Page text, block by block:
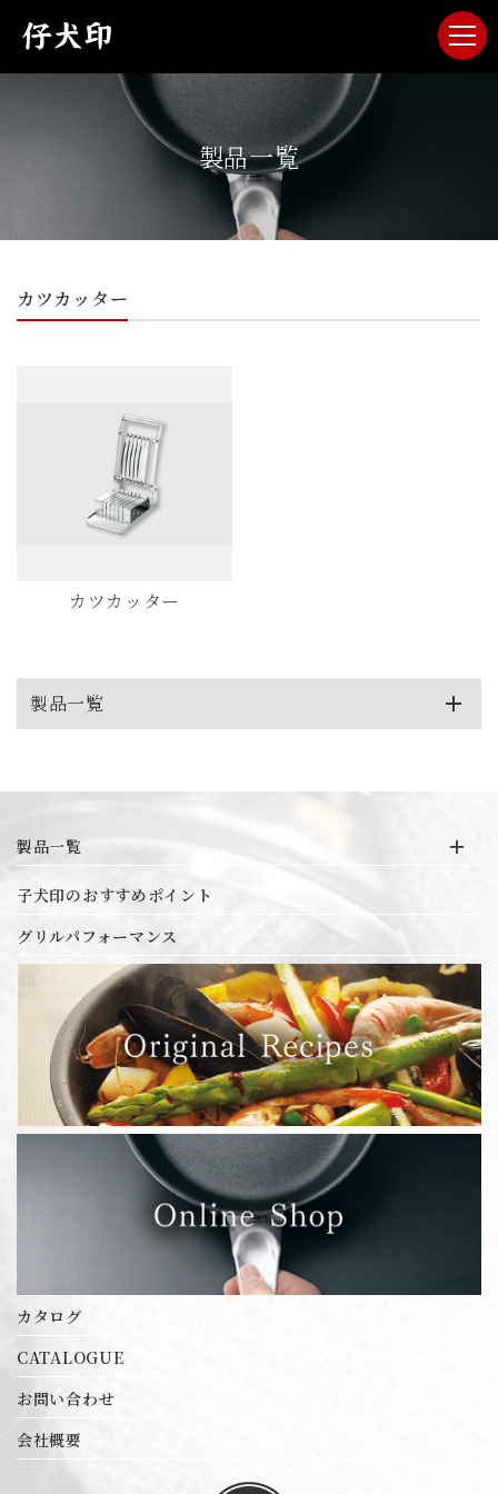
製品一覧
カツカッター
カツカッター
製品一覧
IHマエストロ3層鋼クラッド
IH対応 給食缶
エルム 3層鋼クラッド鍋シリーズ
オリジナル商品
カツカッター
キッチンポット
クロムステンレス鍋
製品一覧
19-0 IH対応円環底押し
IHマエストロ2層鋼クラッド
IHマエストロ3層鋼クラッド
IH対応 給食缶
エルム 3層鋼クラッド鍋シリーズ
オリジナル商品
カツカッター
キッチンポット
クロムステンレス鍋
サバティーニシリーズ
シートパン
スーパーセラミック シリーズ
チェーフィングセット
ホテルパン蓋シリーズ
ボール・パンチ・カップ・杓子
レードル・お玉・ターナー各種
卓上用品
卓上鍋シリーズ
厚底アルミ鍋 目盛付シリーズ
業務用アルミ鍋シリーズ
調味料入
超厚底アルミ鍋超耐久性型シリーズ
子犬印のおすすめポイント
グリルパフォーマンス
カタログ
CATALOGUE
お問い合わせ
会社概要